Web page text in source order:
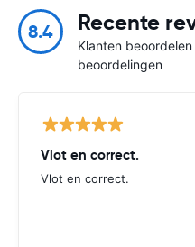
8.4 Recente
Klanten
beoordelingen
Vlot en correct.
Vlot en correct.